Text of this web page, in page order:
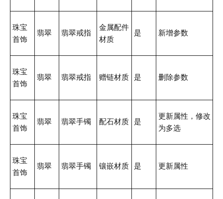
珠宝
首饰
翡翠 翡翠戒指
金属配件
材质
是 新增参数
珠宝
首饰
翡翠 翡翠戒指 赠链材质 是 删除参数
珠宝
首饰
翡翠 翡翠手镯 配石材质 是
更新属性，修改
为多选
珠宝
首饰
翡翠 翡翠手镯 镶嵌材质 是 更新属性